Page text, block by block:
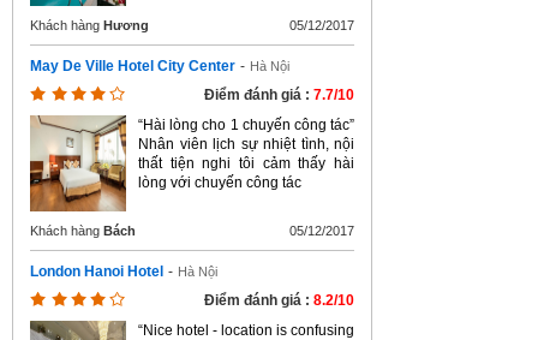
Khách hàng Hương 05/12/2017
May De Ville Hotel City Center - Hà Nội
Điểm đánh giá : 7.7/10
“Hài lòng cho 1 chuyến công tác”
Nhân viên lịch sự nhiệt tình, nội
thất tiện nghi tôi cảm thấy hài
lòng với chuyến công tác
Khách hàng Bách 05/12/2017
London Hanoi Hotel - Hà Nội
Điểm đánh giá : 8.2/10
“Nice hotel - location is confusing